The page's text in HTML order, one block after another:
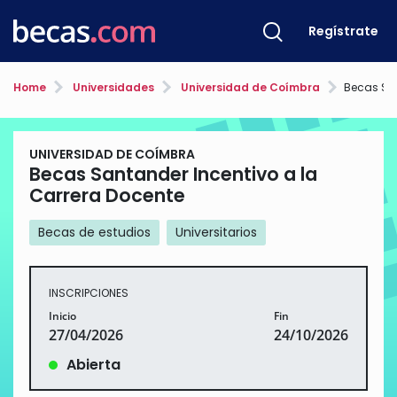
Regístrate
Home Universidades Universidad de Coímbra Becas
UNIVERSIDAD DE COÍMBRA
Becas Santander Incentivo a la
Carrera Docente
Becas de estudios Universitarios
INSCRIPCIONES
Inicio
27/04/2026
Fin
24/10/2026
Abierta